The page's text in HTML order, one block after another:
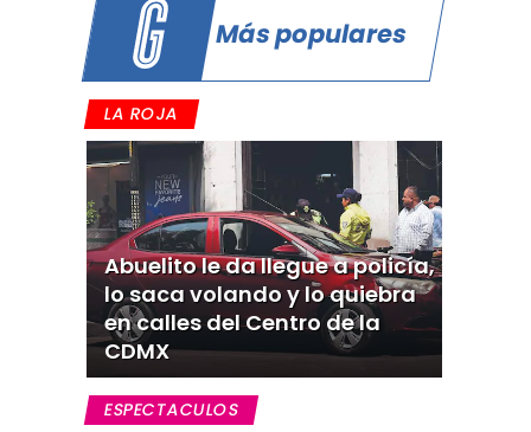
Más populares
LA ROJA
Abuelito le da llegue a policía,
lo saca volando y lo quiebra
en calles del Centro de la
CDMX
ESPECTACULOS